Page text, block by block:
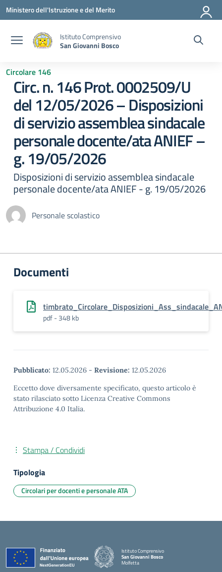
Vai ai contenuti
Vai al menu di navigazione
Vai al footer
Ministero dell'Istruzione e del Merito
Istituto Comprensivo
San Giovanni Bosco
Circolare 146
Circ. n. 146 Prot. 0002509/U
del 12/05/2026 – Disposizioni
di servizio assemblea sindacale
personale docente/ata ANIEF –
g. 19/05/2026
Disposizioni di servizio assemblea sindacale
personale docente/ata ANIEF - g. 19/05/2026
Personale scolastico
Documenti
pdf - 348 kb
Pubblicato: 12.05.2026 - Revisione: 12.05.2026
Eccetto dove diversamente specificato, questo articolo è
stato rilasciato sotto Licenza Creative Commons
Attribuzione 4.0 Italia.
Stampa / Condividi
Tipologia
Circolari per docenti e personale ATA
Istituto Comprensivo
San Giovanni Bosco
Molfetta